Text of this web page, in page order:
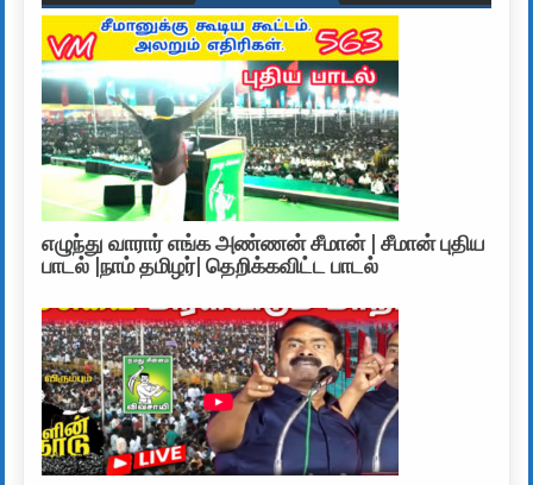
எழுந்து வாரார் எங்க அண்ணன் சீமான் | சீமான் புதிய
பாடல் |நாம் தமிழர்| தெறிக்கவிட்ட பாடல்